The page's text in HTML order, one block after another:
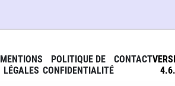
MENTIONS
LÉGALES
POLITIQUE DE
CONFIDENTIALITÉ
CONTACT